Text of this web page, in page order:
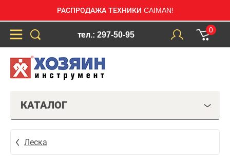
РАСПРОДАЖА ТЕХНИКИ CAIMAN!
тел.: 297-50-95
0
КАТАЛОГ
Леска